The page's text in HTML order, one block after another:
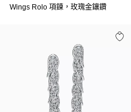
Wings Rolo 項鍊，玫瑰金鑲鑽